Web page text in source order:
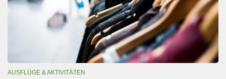
AUSFLÜGE & AKTIVITÄTEN